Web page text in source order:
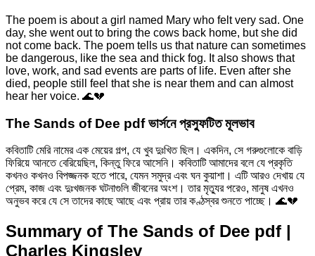
The poem is about a girl named Mary who felt very sad. One
day, she went out to bring the cows back home, but she did
not come back. The poem tells us that nature can sometimes
be dangerous, like the sea and thick fog. It also shows that
love, work, and sad events are parts of life. Even after she
died, people still feel that she is near them and can almost
hear her voice. 🌊💔
The Sands of Dee pdf ভার্সনে প্রস্ফুটিত মূলভাব
কবিতাটি মেরি নামের এক মেয়ের গল্প, যে খুব দুঃখিত ছিল। একদিন, সে গরুগুলোকে বাড়ি
ফিরিয়ে আনতে বেরিয়েছিল, কিন্তু ফিরে আসেনি। কবিতাটি আমাদের বলে যে প্রকৃতি
কখনও কখনও বিপজ্জনক হতে পারে, যেমন সমুদ্র এবং ঘন কুয়াশা। এটি আরও দেখায় যে
প্রেম, কাজ এবং দুঃখজনক ঘটনাগুলি জীবনের অংশ। তার মৃত্যুর পরেও, মানুষ এখনও
অনুভব করে যে সে তাদের কাছে আছে এবং প্রায় তার কণ্ঠস্বর শুনতে পাচ্ছে। 🌊💔
Summary of The Sands of Dee pdf |
Charles Kingsley